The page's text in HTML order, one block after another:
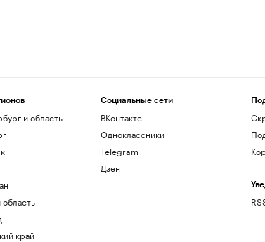
и область
область
край
Социальные сети
ВКонтакте
Одноклассники
Telegram
Дзен